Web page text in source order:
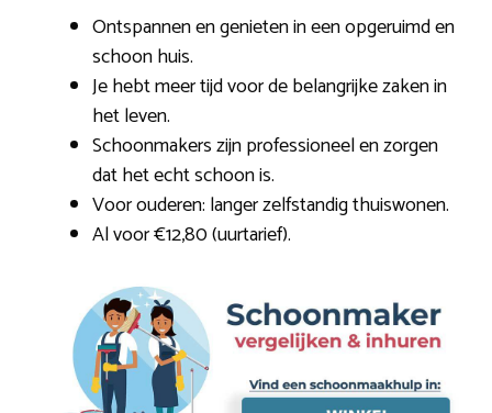
Ontspannen en genieten in een opgeruimd en
schoon huis.
Je hebt meer tijd voor de belangrijke zaken in
het leven.
Schoonmakers zijn professioneel en zorgen
dat het echt schoon is.
Voor ouderen: langer zelfstandig thuiswonen.
Al voor €12,80 (uurtarief).